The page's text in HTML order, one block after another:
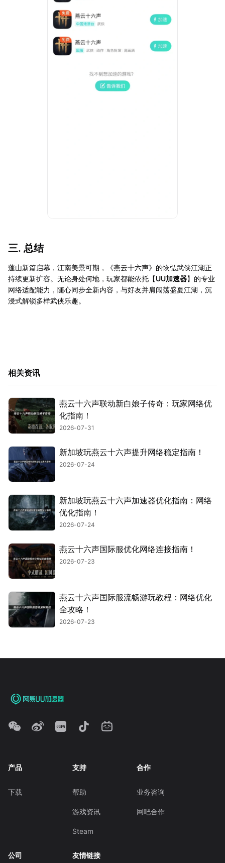
三. 总结
蓬山新篇启幕，江南美景可期，《燕云十六声》的恢弘武侠江湖正
持续更新扩容。无论身处何地，玩家都能依托【UU加速器】的专业
网络适配能力，随心同步全新内容，与好友并肩闯荡盛夏江湖，沉
浸式解锁多样武侠乐趣。
相关资讯
燕云十六声联动新白娘子传奇：玩家网络优
化指南！
2026-07-31
新加坡玩燕云十六声提升网络稳定指南！
2026-07-24
新加坡玩燕云十六声加速器优化指南：网络
优化指南！
2026-07-24
燕云十六声国际服优化网络连接指南！
2026-07-23
燕云十六声国际服流畅游玩教程：网络优化
全攻略！
2026-07-23
产品
下载
支持
帮助
游戏资讯
Steam
合作
业务咨询
网吧合作
公司 友情链接